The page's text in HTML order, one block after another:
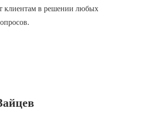
клиентам в решении любых